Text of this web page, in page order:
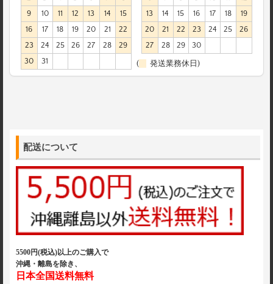
9
10 11 12 13 14
15
16
17 18 19 20 21
22
23
24 25 26 27 28
29
30
31
13
14 15 16 17 18
19
20
21 22 23 24 25
26
27
28 29 30
( 発送業務休日)
配送について
5500円(税込)以上のご購入で
沖縄・離島を除き、
日本全国送料無料